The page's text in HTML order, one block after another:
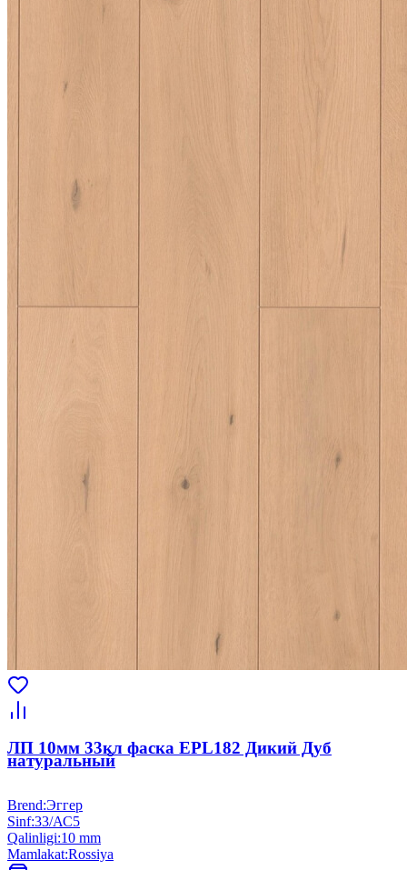
ЛП 10мм 33кл фаска EPL182 Дикий Дуб
натуральный
Brend:Эггер
Sinf:33/АС5
Qalinligi:10 mm
Mamlakat:Rossiya